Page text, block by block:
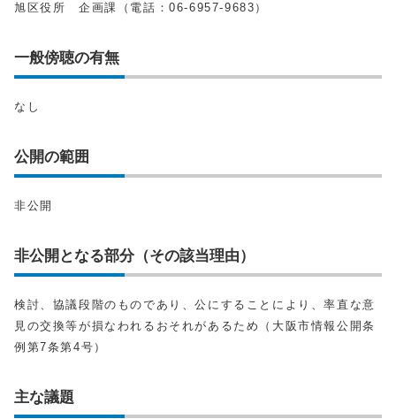
旭区役所 企画課（電話：06-6957-9683）
一般傍聴の有無
なし
公開の範囲
非公開
非公開となる部分（その該当理由）
検討、協議段階のものであり、公にすることにより、率直な意
見の交換等が損なわれるおそれがあるため（大阪市情報公開条
例第7条第4号）
主な議題